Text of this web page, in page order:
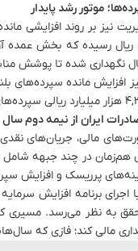
موتور رشد پایدار
میلیارد ریال رسیده که بخش
ایران از نیمه دوم سال
در چند جبهه شامل
پرریسک و افزایش
به نظر می‌رسد. مسیری که
مالی کند؛ فازی که